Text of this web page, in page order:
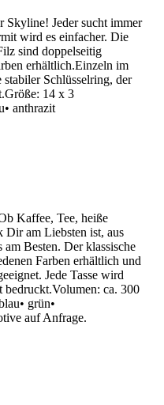
Skyline! Jeder sucht immer
wird es einfacher. Die
sind doppelseitig
erhältlich.Einzeln im
Schlüsselring, der
14 x 3
anthrazit
Kaffee, Tee, heiße
Dir am Liebsten ist, aus
Besten. Der klassische
Farben erhältlich und
Jede Tasse wird
ca. 300
grün•
auf Anfrage.